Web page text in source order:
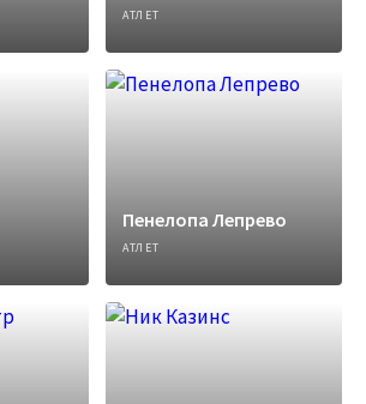
АТЛЕТ
Пенелопа Лепрево
АТЛЕТ